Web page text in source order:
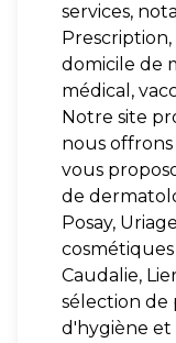
services,
domicile de
médical,
Notre site
nous
vous
de
Posay,
Caudalie,
sélection de
d'hygiène et